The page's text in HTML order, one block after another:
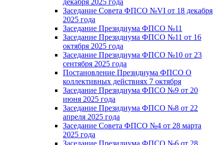
Заседание Совета ФПСО №VI от 18 декабря
2025 года
Заседание Президиума ФПСО №11
Заседание Президиума ФПСО №11 от 16
октября 2025 года
Заседание Президиума ФПСО №10 от 23
сентября 2025 года
Постановление Президиума ФПСО О
коллективных действиях 7 октября
Заседание Президиума ФПСО №9 от 20
июня 2025 года
Заседание Президиума ФПСО №8 от 22
апреля 2025 года
Заседание Совета ФПСО №4 от 28 марта
2025 года
Заседание Президиума ФПСО №6 от 28